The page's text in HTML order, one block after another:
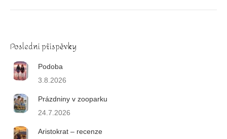
Poslední příspěvky
Podoba
3.8.2026
Prázdniny v zooparku
24.7.2026
Aristokrat – recenze